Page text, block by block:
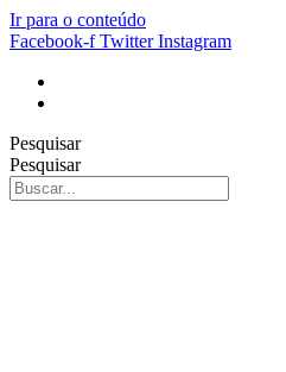
Ir para o conteúdo
Facebook-f Twitter Instagram
Pesquisar
Pesquisar